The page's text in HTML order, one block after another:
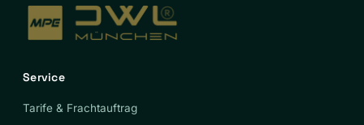
Service
Tarife & Frachtauftrag